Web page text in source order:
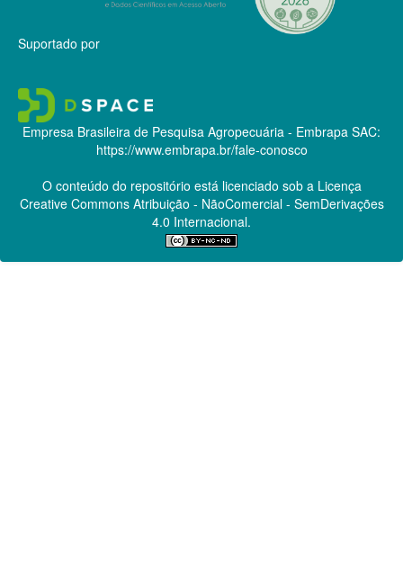
Suportado por
Empresa Brasileira de Pesquisa Agropecuária - Embrapa SAC:
https://www.embrapa.br/fale-conosco
O conteúdo do repositório está licenciado sob a Licença
Creative CommonsAtribuição - NãoComercial - SemDerivações
4.0 Internacional.